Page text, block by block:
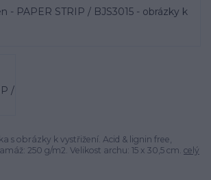
s obrázky k vystřižení. Acid & lignin free,
250 g/m2. Velikost archu: 15 x 30,5 cm. celý